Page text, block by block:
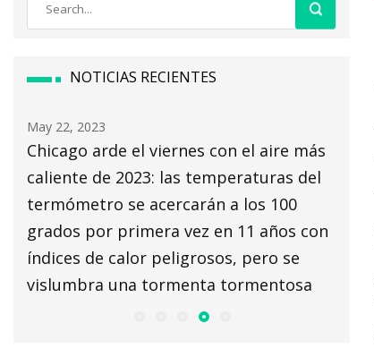
NOTICIAS RECIENTES
May 24, 2023
Revisión del termómetro Kinsa
QuickScan: especificaciones,
rendimiento, costo
May